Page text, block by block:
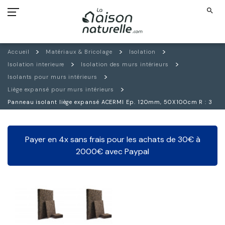
search
Accueil Matériaux & Bricolage
Isolation
Isolation interieure
Isolation des murs intérieurs
Isolants pour murs intérieurs
Liège expansé pour murs intérieurs
Panneau isolant liège expansé ACERMI Ep. 120mm, 50X100cm R : 3
Payer en 4x sans frais pour les achats de 30€ à
2000€ avec Paypal